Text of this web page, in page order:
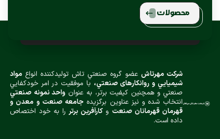
محصولات
شركت مهرتاش عضو گروه صنعتي تاش توليدكننده انواع مواد
شيميایي و روانكارهای صنعتي، با موفقيت در امر خودكفايي
صنعتي و همچنين كيفيت برتر، به عنوان واحد نمونه صنعتي
انتخاب شده و نيز عناوین برگزیده جامعه صنعت و معدن و
قهرمان قهرمانان صنعت وكارآفرين برتررا به خود اختصاص
داده است.